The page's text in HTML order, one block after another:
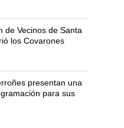
de Vecinos de Santa
los Covarones
presentan una
para sus